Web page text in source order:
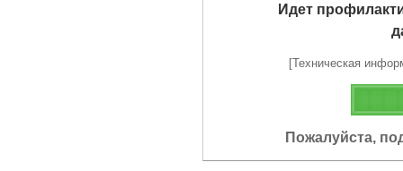
Идет
[Техническая
Пожалуйста,